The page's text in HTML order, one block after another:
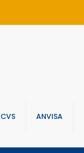
CVS ANVISA